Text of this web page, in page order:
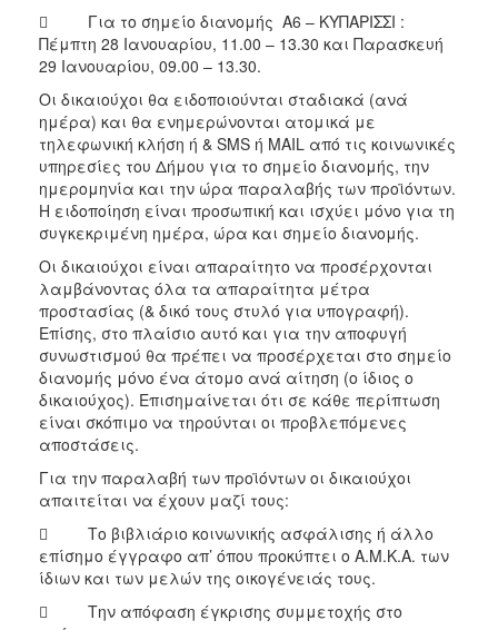
 Για το σημείο διανομής A6 – ΚΥΠΑΡΙΣΣΙ :
Πέμπτη 28 Ιανουαρίου, 11.00 – 13.30 και Παρασκευή
29 Ιανουαρίου, 09.00 – 13.30.
Οι δικαιούχοι θα ειδοποιούνται σταδιακά (ανά
ημέρα) και θα ενημερώνονται ατομικά με
τηλεφωνική κλήση ή & SMS ή MAIL από τις κοινωνικές
υπηρεσίες του Δήμου για το σημείο διανομής, την
ημερομηνία και την ώρα παραλαβής των προϊόντων.
Η ειδοποίηση είναι προσωπική και ισχύει μόνο για τη
συγκεκριμένη ημέρα, ώρα και σημείο διανομής.
Οι δικαιούχοι είναι απαραίτητο να προσέρχονται
λαμβάνοντας όλα τα απαραίτητα μέτρα
προστασίας (& δικό τους στυλό για υπογραφή).
Επίσης, στο πλαίσιο αυτό και για την αποφυγή
συνωστισμού θα πρέπει να προσέρχεται στο σημείο
διανομής μόνο ένα άτομο ανά αίτηση (ο ίδιος ο
δικαιούχος). Επισημαίνεται ότι σε κάθε περίπτωση
είναι σκόπιμο να τηρούνται οι προβλεπόμενες
αποστάσεις.
Για την παραλαβή των προϊόντων οι δικαιούχοι
απαιτείται να έχουν μαζί τους:
 Το βιβλιάριο κοινωνικής ασφάλισης ή άλλο
επίσημο έγγραφο απ’ όπου προκύπτει ο Α.Μ.Κ.Α. των
ίδιων και των μελών της οικογένειάς τους.
 Την απόφαση έγκρισης συμμετοχής στο